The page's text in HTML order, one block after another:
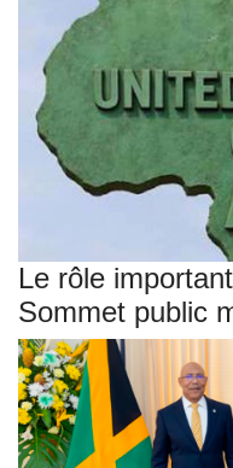
Le rôle
Sommet public